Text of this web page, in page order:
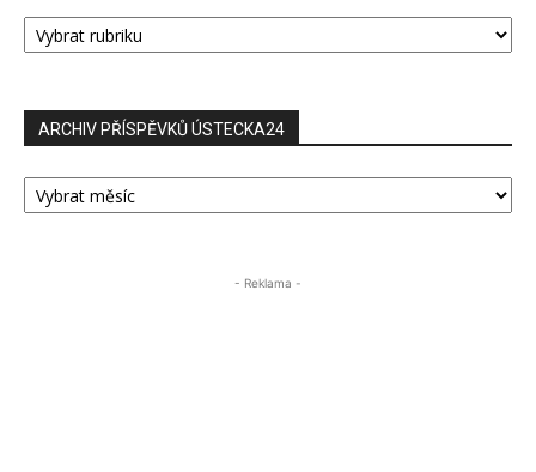
RUBRIKY
PŘÍSPĚVKŮ
ARCHIV PŘÍSPĚVKŮ ÚSTECKA24
ARCHIV
PŘÍSPĚVKŮ
- Reklama -